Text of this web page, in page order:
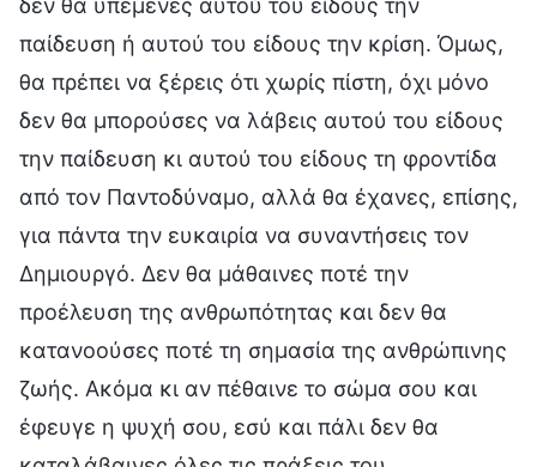
παίδευση ή αυτού του είδους την κρίση. Όμως,
θα πρέπει να ξέρεις ότι χωρίς πίστη, όχι μόνο
δεν θα μπορούσες να λάβεις αυτού του είδους
την παίδευση κι αυτού του είδους τη φροντίδα
από τον Παντοδύναμο, αλλά θα έχανες, επίσης,
για πάντα την ευκαιρία να συναντήσεις τον
Δημιουργό. Δεν θα μάθαινες ποτέ την
προέλευση της ανθρωπότητας και δεν θα
κατανοούσες ποτέ τη σημασία της ανθρώπινης
ζωής. Ακόμα κι αν πέθαινε το σώμα σου και
έφευγε η ψυχή σου, εσύ και πάλι δεν θα